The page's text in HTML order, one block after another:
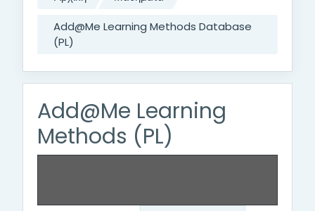
Add@Me Learning Methods Database
(PL)
Add@Me Learning
Methods (PL)